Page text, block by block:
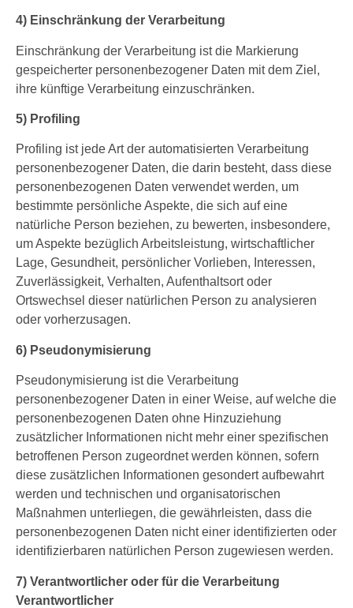
4) Einschränkung der Verarbeitung
Einschränkung der Verarbeitung ist die Markierung
gespeicherter personenbezogener Daten mit dem Ziel,
ihre künftige Verarbeitung einzuschränken.
5) Profiling
Profiling ist jede Art der automatisierten Verarbeitung
personenbezogener Daten, die darin besteht, dass diese
personenbezogenen Daten verwendet werden, um
bestimmte persönliche Aspekte, die sich auf eine
natürliche Person beziehen, zu bewerten, insbesondere,
um Aspekte bezüglich Arbeitsleistung, wirtschaftlicher
Lage, Gesundheit, persönlicher Vorlieben, Interessen,
Zuverlässigkeit, Verhalten, Aufenthaltsort oder
Ortswechsel dieser natürlichen Person zu analysieren
oder vorherzusagen.
6) Pseudonymisierung
Pseudonymisierung ist die Verarbeitung
personenbezogener Daten in einer Weise, auf welche die
personenbezogenen Daten ohne Hinzuziehung
zusätzlicher Informationen nicht mehr einer spezifischen
betroffenen Person zugeordnet werden können, sofern
diese zusätzlichen Informationen gesondert aufbewahrt
werden und technischen und organisatorischen
Maßnahmen unterliegen, die gewährleisten, dass die
personenbezogenen Daten nicht einer identifizierten oder
identifizierbaren natürlichen Person zugewiesen werden.
7) Verantwortlicher oder für die Verarbeitung
Verantwortlicher